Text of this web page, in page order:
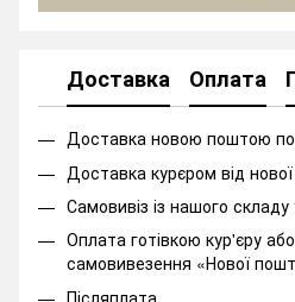
Доставка Оплата
Доставка новою поштою по
Доставка курєром від
Самовивіз із нашого складу
Оплата готівкою кур'єру
самовивезення «Нової
Післяплата